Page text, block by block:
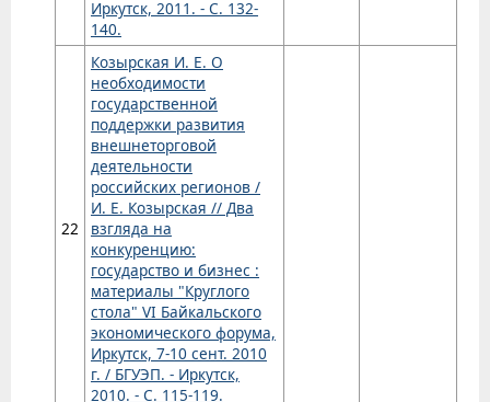
Иркутск, 2011. - С. 132-
140.
22
Козырская И. Е. О
необходимости
государственной
поддержки развития
внешнеторговой
деятельности
российских регионов /
И. Е. Козырская // Два
взгляда на
конкуренцию:
государство и бизнес :
материалы "Круглого
стола" VI Байкальского
экономического форума,
Иркутск, 7-10 сент. 2010
г. / БГУЭП. - Иркутск,
2010. - С. 115-119.